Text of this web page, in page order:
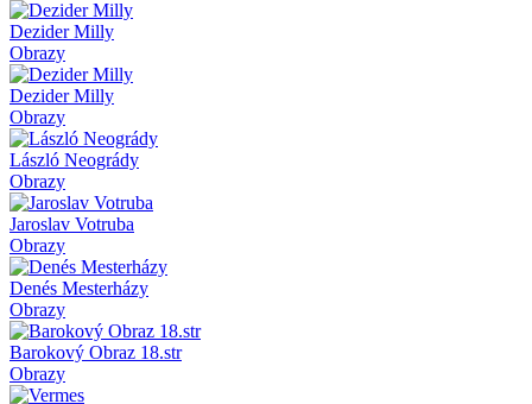
Dezider Milly
Obrazy
Dezider Milly
Obrazy
László Neogrády
Obrazy
Jaroslav Votruba
Obrazy
Denés Mesterházy
Obrazy
Barokový Obraz 18.str
Obrazy